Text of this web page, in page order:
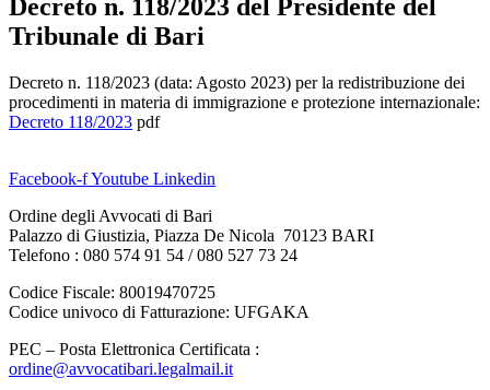
Decreto n. 118/2023 del Presidente del
Tribunale di Bari
Decreto n. 118/2023 (data: Agosto 2023) per la redistribuzione dei
procedimenti in materia di immigrazione e protezione internazionale:
Decreto 118/2023 pdf
Facebook-fYoutube Linkedin
Ordine degli Avvocati di Bari
Palazzo di Giustizia, Piazza De Nicola 70123 BARI
Telefono : 080 574 91 54 / 080 527 73 24
Codice Fiscale: 80019470725
Codice univoco di Fatturazione: UFGAKA
PEC – Posta Elettronica Certificata :
ordine@avvocatibari.legalmail.it